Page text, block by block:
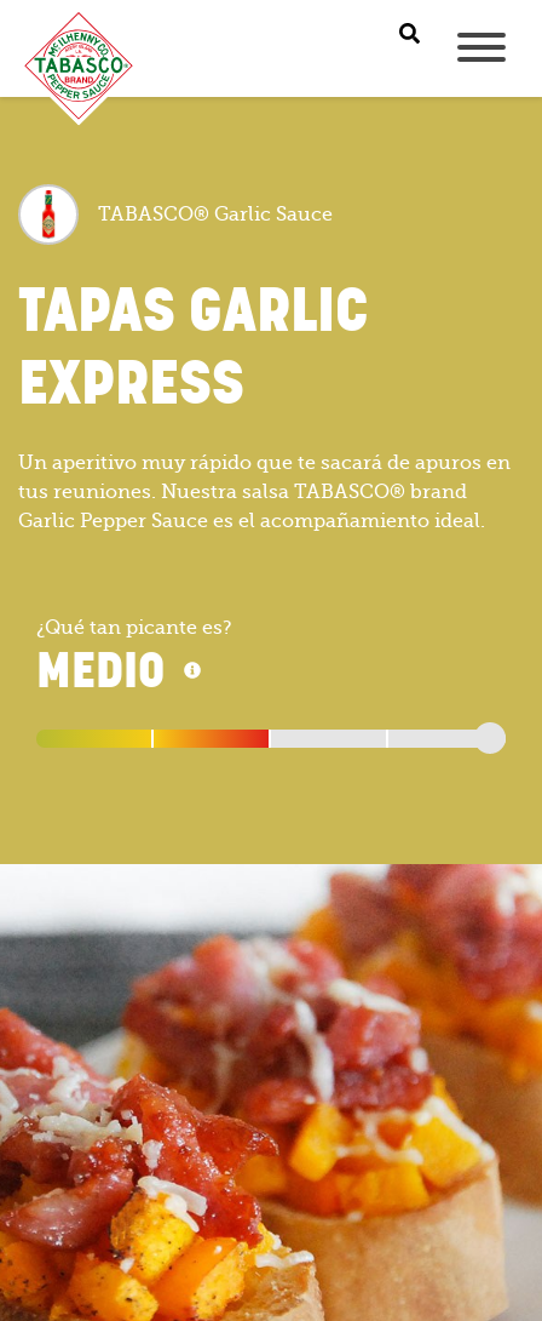
TABASCO® Garlic Sauce
TAPAS GARLIC
EXPRESS
Un aperitivo muy rápido que te sacará de apuros en
tus reuniones. Nuestra salsa TABASCO® brand
Garlic Pepper Sauce es el acompañamiento ideal.
¿Qué tan picante es?
MEDIO